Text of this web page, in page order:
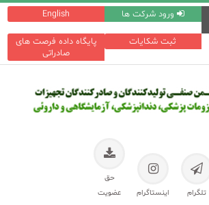
English ورود شرکت ها
پایگاه داده فرصت های
صادراتی
ثبت شکایات
تلگرام اینستاگرام
حق
عضویت